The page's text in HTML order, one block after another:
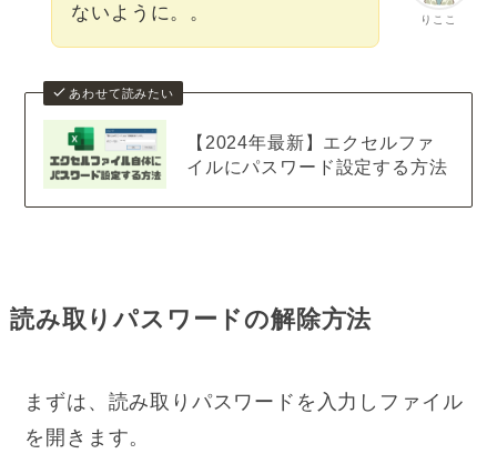
りここ
ないように。。
あわせて読みたい
【2024年最新】エクセルファ
イルにパスワード設定する方法
読み取りパスワードの解除方法
まずは、読み取りパスワードを入力しファイル
を開きます。